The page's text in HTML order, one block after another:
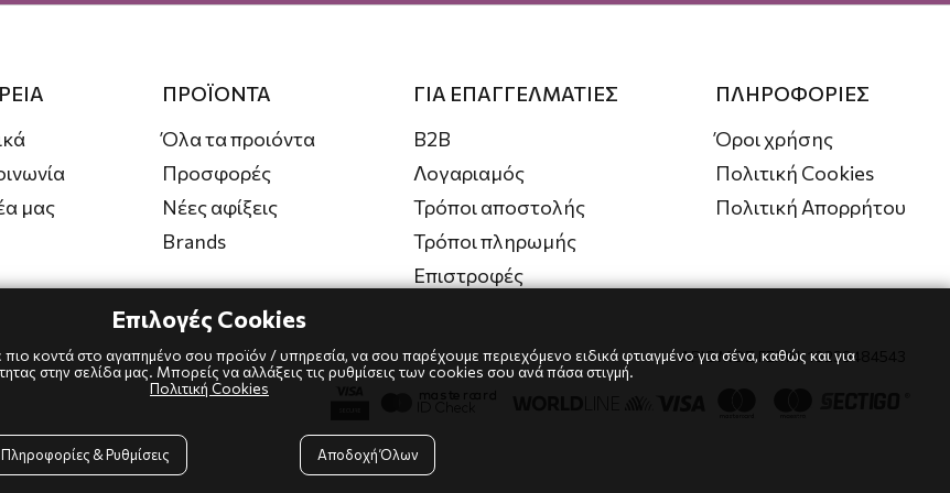
μας
ΠΡΟΪΟΝΤΑ
Όλα τα προιόντα
Προσφορές
Νέες αφίξεις
Brands
ΓΙΑ ΕΠΑΓΓΕΛΜΑΤΙΕΣ
B2B
Λογαριαμός
Τρόποι αποστολής
Τρόποι πληρωμής
Επιστροφές
ΠΛΗΡΟΦΟΡΙΕΣ
Όροι χρήσης
Πολιτική Cookies
Πολιτική Απορρήτου
ΑΡΙΘΜΟΣ ΓΕΜΗ: 10239484543
Επιλογές Cookies
κοντά στο αγαπημένο σου προϊόν / υπηρεσία, να σου παρέχουμε περιεχόμενο ειδικά φτιαγμένο για σένα, καθώς και για
στην σελίδα μας. Μπορείς να αλλάξεις τις ρυθμίσεις των cookies σου ανά πάσα στιγμή.
Πολιτική Cookies
Πληροφορίες & Ρυθμίσεις Αποδοχή Όλων